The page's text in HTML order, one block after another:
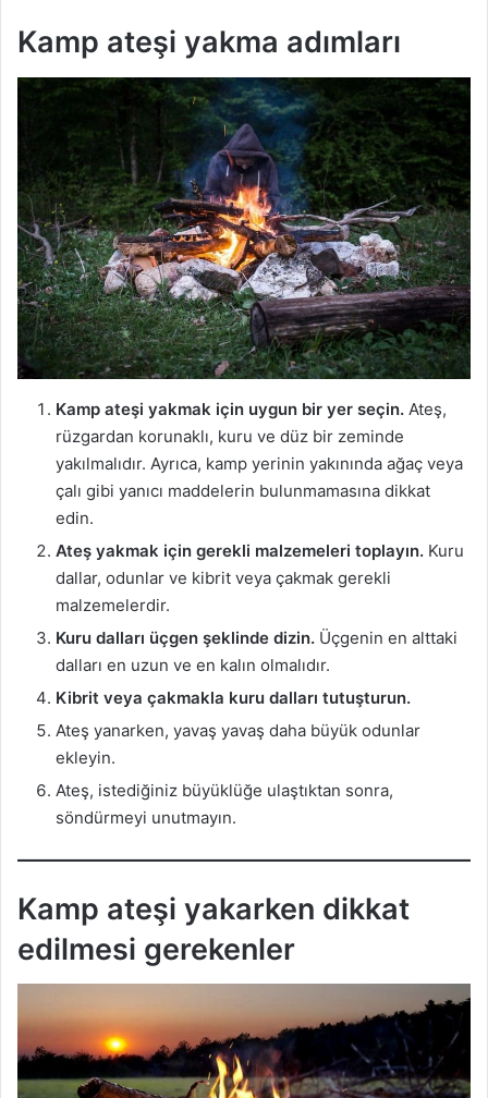
Kamp ateşi yakma adımları
Kamp ateşi yakmak için uygun bir yer seçin. Ateş,
rüzgardan korunaklı, kuru ve düz bir zeminde
yakılmalıdır. Ayrıca, kamp yerinin yakınında ağaç veya
çalı gibi yanıcı maddelerin bulunmamasına dikkat
edin.
Ateş yakmak için gerekli malzemeleri toplayın. Kuru
dallar, odunlar ve kibrit veya çakmak gerekli
malzemelerdir.
Kuru dalları üçgen şeklinde dizin. Üçgenin en alttaki
dalları en uzun ve en kalın olmalıdır.
Kibrit veya çakmakla kuru dalları tutuşturun.
Ateş yanarken, yavaş yavaş daha büyük odunlar
ekleyin.
Ateş, istediğiniz büyüklüğe ulaştıktan sonra,
söndürmeyi unutmayın.
Kamp ateşi yakarken dikkat
edilmesi gerekenler